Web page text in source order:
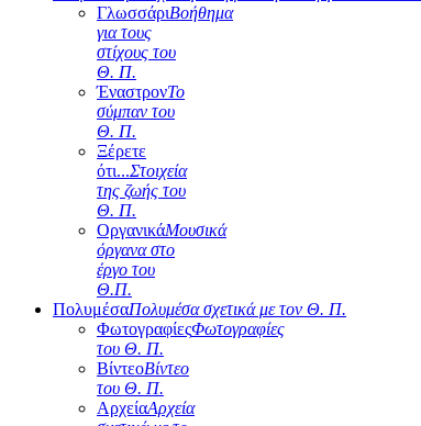
ΓλωσσάριΒοήθημα
για τους
στίχους του
Θ. Π.
ΈναστρονΤο
σύμπαν του
Θ. Π.
Ξέρετε
ότι...Στοιχεία
της ζωής του
Θ. Π.
ΟργανικάΜουσικά
όργανα στο
έργο του
Θ.Π.
ΠολυμέσαΠολυμέσα σχετικά με τον Θ. Π.
ΦωτογραφίεςΦωτογραφίες
του Θ. Π.
ΒίντεοΒίντεο
του Θ. Π.
ΑρχείαΑρχεία